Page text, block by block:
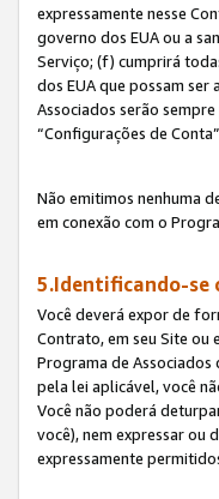
expressamente nesse
governo dos EUA ou a
Serviço; (f) cumprirá
dos EUA que possam
Associados serão
“Configurações de
Não emitimos nenhuma
em conexão com o
5.Identificando-se
Você deverá expor de
Contrato, em seu Site
Programa de
pela lei aplicável, você
Você não poderá
você), nem expressar ou
expressamente